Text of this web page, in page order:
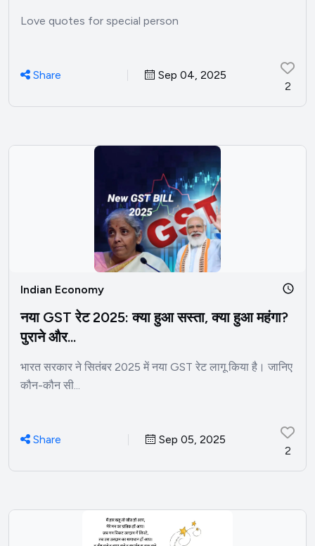
Love quotes for special person
Share
Sep 04, 2025
2
Indian Economy
नया GST रेट 2025: क्या हुआ सस्ता, क्या हुआ महंगा?
पुराने और...
भारत सरकार ने सितंबर 2025 में नया GST रेट लागू किया है। जानिए
कौन-कौन सी...
Share
Sep 05, 2025
2